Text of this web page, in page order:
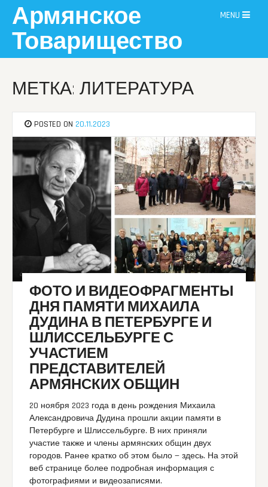
content
Армянское
Товарищество
MENU
МЕТКА: ЛИТЕРАТУРА
POSTED ON 20.11.2023
ФОТО И ВИДЕОФРАГМЕНТЫ
ДНЯ ПАМЯТИ МИХАИЛА
ДУДИНА В ПЕТЕРБУРГЕ И
ШЛИССЕЛЬБУРГЕ С
УЧАСТИЕМ
ПРЕДСТАВИТЕЛЕЙ
АРМЯНСКИХ ОБЩИН
20 ноября 2023 года в день рождения Михаила
Александровича Дудина прошли акции памяти в
Петербурге и Шлиссельбурге. В них приняли
участие также и члены армянских общин двух
городов. Ранее кратко об этом было — здесь. На этой
веб странице более подробная информация с
фотографиями и видеозаписями.